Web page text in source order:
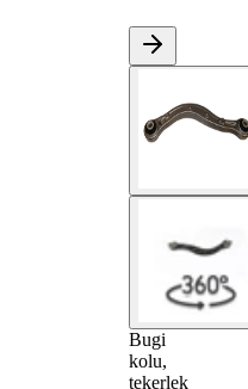
Bugi
kolu,
tekerlek